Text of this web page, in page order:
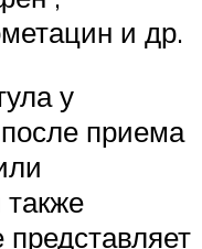
и др.
у
приема
также